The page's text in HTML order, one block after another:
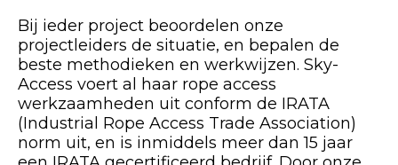
Bij ieder project beoordelen onze
projectleiders de situatie, en bepalen de
beste methodieken en werkwijzen. Sky-
Access voert al haar rope access
werkzaamheden uit conform de IRATA
(Industrial Rope Access Trade Association)
norm uit, en is inmiddels meer dan 15 jaar